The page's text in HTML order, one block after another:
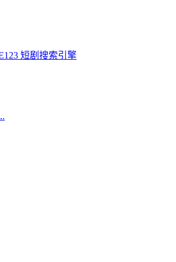
短剧搜索引擎